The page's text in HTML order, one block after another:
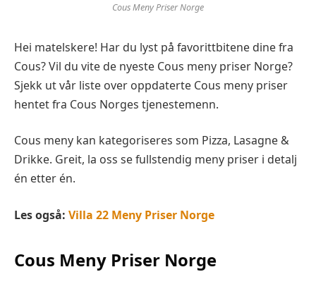
Cous Meny Priser Norge
Hei matelskere! Har du lyst på favorittbitene dine fra
Cous? Vil du vite de nyeste Cous meny priser Norge?
Sjekk ut vår liste over oppdaterte Cous meny priser
hentet fra Cous Norges tjenestemenn.
Cous meny kan kategoriseres som Pizza, Lasagne &
Drikke. Greit, la oss se fullstendig meny priser i detalj
én etter én.
Les også: Villa 22 Meny Priser Norge
Cous Meny Priser Norge